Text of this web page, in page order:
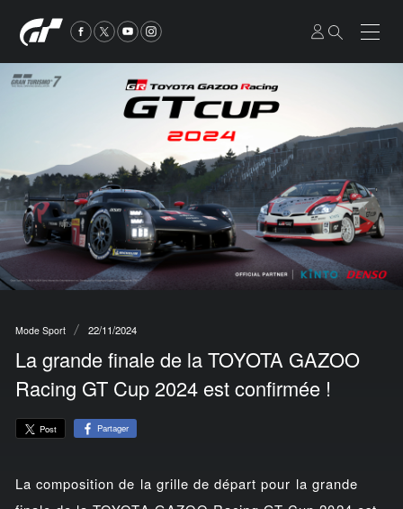
Mode Sport 22/11/2024
La grande finale de la TOYOTA GAZOO
Racing GT Cup 2024 est confirmée !
Post Partager
La composition de la grille de départ pour la grande